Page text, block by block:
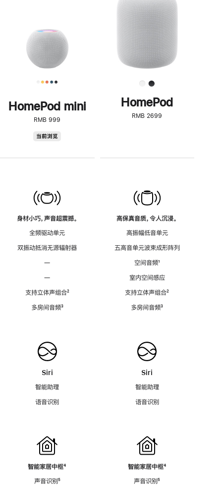
HomePod mini
RMB 999
当前浏览
身材小巧，声音超震撼。
全频驱动单元
双振动抵消无源辐射器
—
—
支持立体声组合脚
²
多房间音频脚
³
Siri
智能助理
语音识别
智能家居中枢脚
⁴
声音识别脚
⁵
了
解
HomePod<
HomePod
RMB 2699
高保真音质，令人沉浸。
高振幅低音单元
五高音单元波束成形阵列
空间音频脚
¹
室内空间感应
支持立体声组合脚
²
多房间音频脚
³
Siri
智能助理
语音识别
智能家居中枢脚
⁴
声音识别脚
⁵